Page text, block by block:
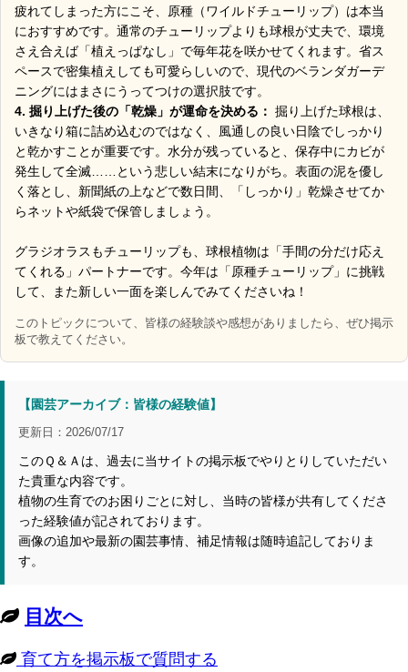
疲れてしまった方にこそ、原種（ワイルドチューリップ）は本当
におすすめです。通常のチューリップよりも球根が丈夫で、環境
さえ合えば「植えっぱなし」で毎年花を咲かせてくれます。省ス
ペースで密集植えしても可愛らしいので、現代のベランダガーデ
ニングにはまさにうってつけの選択肢です。
4. 掘り上げた後の「乾燥」が運命を決める： 掘り上げた球根は、
いきなり箱に詰め込むのではなく、風通しの良い日陰でしっかり
と乾かすことが重要です。水分が残っていると、保存中にカビが
発生して全滅……という悲しい結末になりがち。表面の泥を優し
く落とし、新聞紙の上などで数日間、「しっかり」乾燥させてか
らネットや紙袋で保管しましょう。
グラジオラスもチューリップも、球根植物は「手間の分だけ応え
てくれる」パートナーです。今年は「原種チューリップ」に挑戦
して、また新しい一面を楽しんでみてくださいね！
このトピックについて、皆様の経験談や感想がありましたら、ぜひ掲示
板で教えてください。
【園芸アーカイブ：皆様の経験値】
更新日：2026/07/17
このＱ＆Ａは、過去に当サイトの掲示板でやりとりしていただい
た貴重な内容です。
植物の生育でのお困りごとに対し、当時の皆様が共有してくださ
った経験値が記されております。
画像の追加や最新の園芸事情、補足情報は随時追記しておりま
す。
目次へ
育て方を掲示板で質問する